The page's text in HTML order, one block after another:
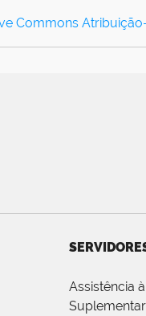
Commons
Assistência
Suplementar